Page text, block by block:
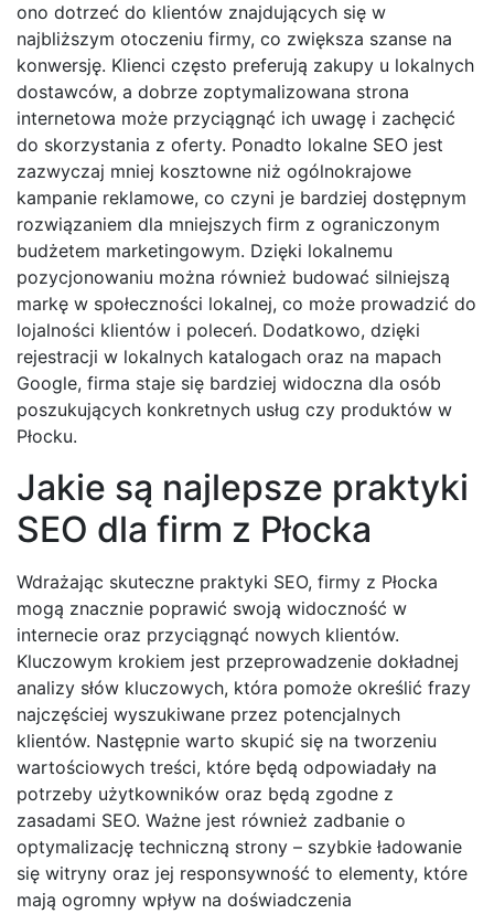
ono dotrzeć do klientów znajdujących się w
najbliższym otoczeniu firmy, co zwiększa szanse na
konwersję. Klienci często preferują zakupy u lokalnych
dostawców, a dobrze zoptymalizowana strona
internetowa może przyciągnąć ich uwagę i zachęcić
do skorzystania z oferty. Ponadto lokalne SEO jest
zazwyczaj mniej kosztowne niż ogólnokrajowe
kampanie reklamowe, co czyni je bardziej dostępnym
rozwiązaniem dla mniejszych firm z ograniczonym
budżetem marketingowym. Dzięki lokalnemu
pozycjonowaniu można również budować silniejszą
markę w społeczności lokalnej, co może prowadzić do
lojalności klientów i poleceń. Dodatkowo, dzięki
rejestracji w lokalnych katalogach oraz na mapach
Google, firma staje się bardziej widoczna dla osób
poszukujących konkretnych usług czy produktów w
Płocku.
Jakie są najlepsze praktyki
SEO dla firm z Płocka
Wdrażając skuteczne praktyki SEO, firmy z Płocka
mogą znacznie poprawić swoją widoczność w
internecie oraz przyciągnąć nowych klientów.
Kluczowym krokiem jest przeprowadzenie dokładnej
analizy słów kluczowych, która pomoże określić frazy
najczęściej wyszukiwane przez potencjalnych
klientów. Następnie warto skupić się na tworzeniu
wartościowych treści, które będą odpowiadały na
potrzeby użytkowników oraz będą zgodne z
zasadami SEO. Ważne jest również zadbanie o
optymalizację techniczną strony – szybkie ładowanie
się witryny oraz jej responsywność to elementy, które
mają ogromny wpływ na doświadczenia